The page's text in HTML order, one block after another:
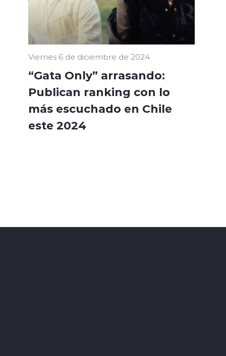
Viernes 6 de diciembre de 2024
“Gata Only” arrasando:
Publican ranking con lo
más escuchado en Chile
este 2024